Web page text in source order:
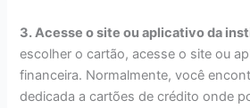
3. Acesse o site ou aplicativo da
escolher o cartão, acesse o site ou
financeira. Normalmente, você
dedicada a cartões de crédito onde